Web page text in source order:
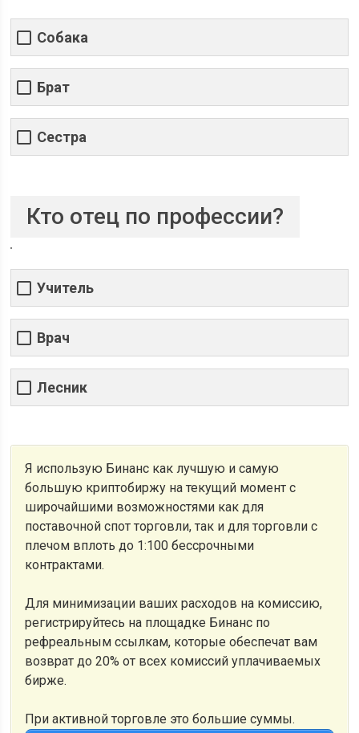
Собака
Брат
Сестра
Кто отец по профессии?
Учитель
Врач
Лесник
Я использую Бинанс как лучшую и самую
большую криптобиржу на текущий момент с
широчайшими возможностями как для
поставочной спот торговли, так и для торговли с
плечом вплоть до 1:100 бессрочными
контрактами.
Для минимизации ваших расходов на комиссию,
регистрируйтесь на площадке Бинанс по
рефреальным ссылкам, которые обеспечат вам
возврат до 20% от всех комиссий уплачиваемых
бирже.
При активной торговле это большие суммы.